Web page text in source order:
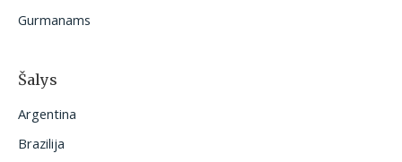
Gurmanams
Šalys
Argentina
Brazilija